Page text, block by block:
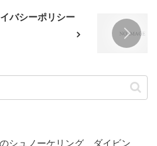
バシーポリシー
シュノーケリング ダイビン